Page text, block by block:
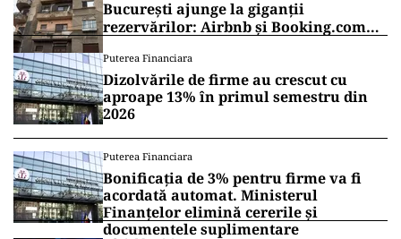
București ajunge la giganții
rezervărilor: Airbnb și Booking.com
Puterea Financiara
Dizolvările de firme au crescut cu
aproape 13% în primul semestru din
2026
Puterea Financiara
Bonificația de 3% pentru firme va fi
acordată automat. Ministerul
Finanțelor elimină cererile și
documentele suplimentare